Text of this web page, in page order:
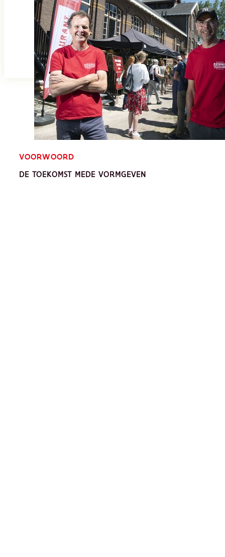
VOORWOORD
DE TOEKOMST MEDE VORMGEVEN